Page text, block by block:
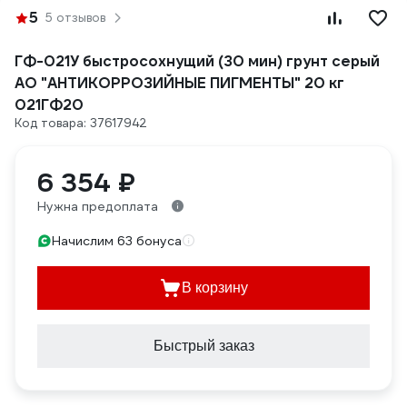
5 5 отзывов
ГФ-021У быстросохнущий (30 мин) грунт серый
АО "АНТИКОРРОЗИЙНЫЕ ПИГМЕНТЫ" 20 кг
021ГФ20
Код товара: 37617942
6 354 ₽
Нужна предоплата
Начислим 63 бонуса
В корзину
Быстрый заказ